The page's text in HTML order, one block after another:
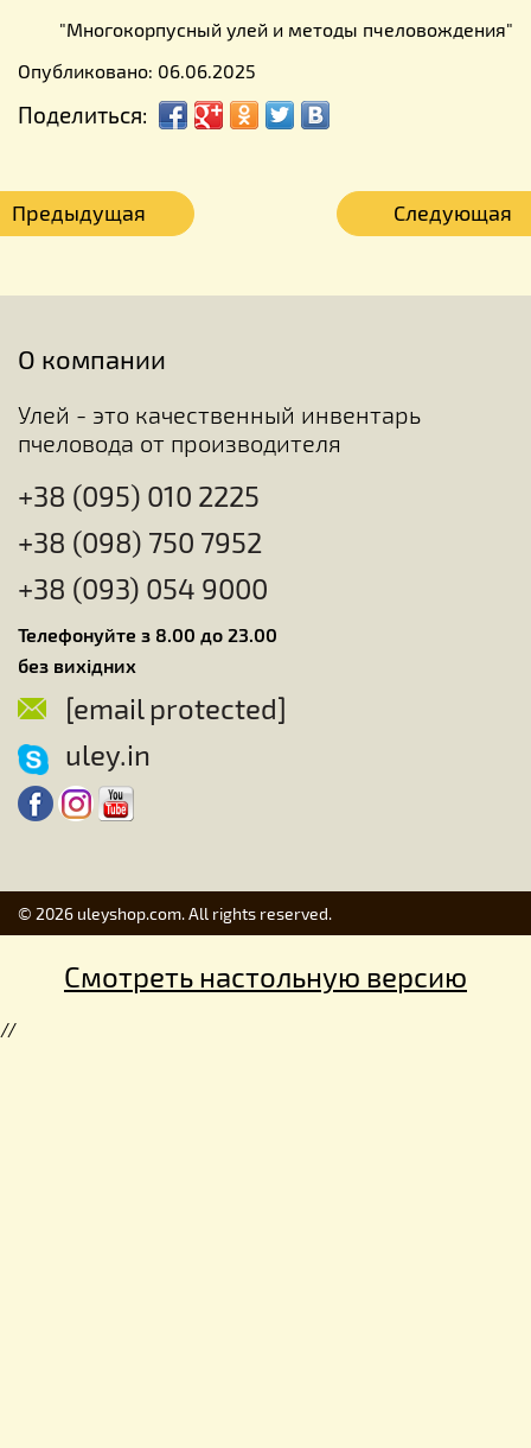
"Многокорпусный улей и методы пчеловождения"
Опубликовано: 06.06.2025
Поделиться:
Следующая
Предыдущая
О компании
Улей - это качественный инвентарь
пчеловода от производителя
+38 (095) 010 2225
+38 (098) 750 7952
+38 (093) 054 9000
Телефонуйте з 8.00 до 23.00
без вихідних
[email protected]
uley.in
© 2026 uleyshop.com. All rights reserved.
Смотреть настольную версию
//